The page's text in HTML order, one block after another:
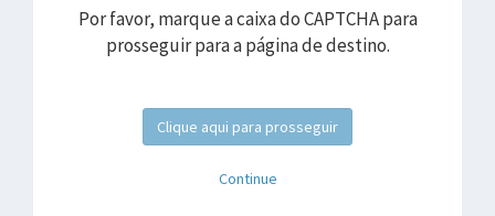
Por favor, marque a caixa do CAPTCHA para
prosseguir para a página de destino.
Clique aqui para prosseguir
Continue